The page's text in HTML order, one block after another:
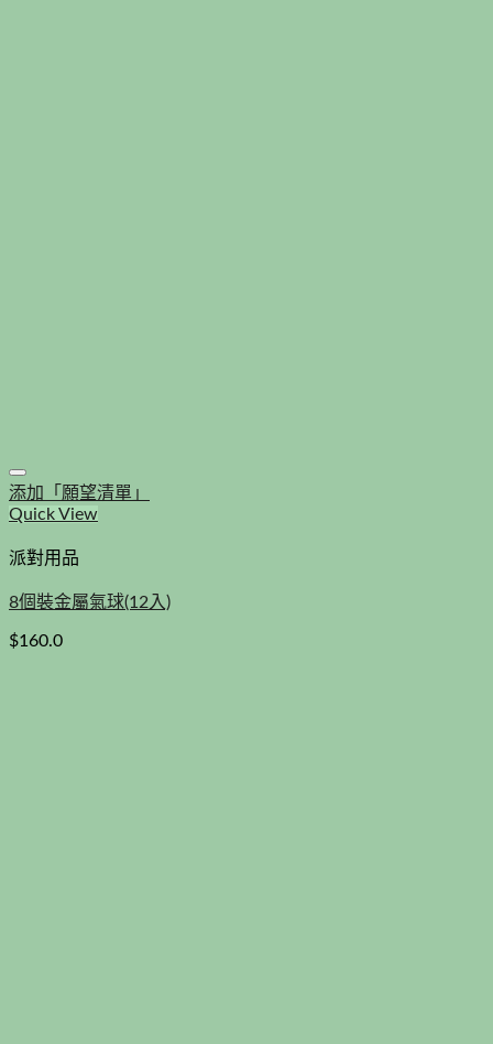
添加「願望清單」
Quick View
派對用品
8個裝金屬氣球(12入)
$160.0